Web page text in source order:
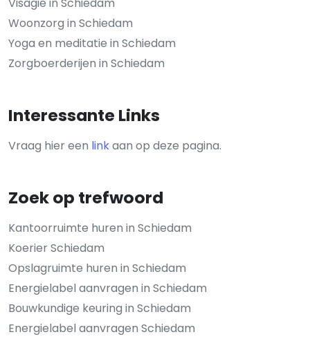
Woonzorg in Schiedam
Yoga en meditatie in Schiedam
Zorgboerderijen in Schiedam
Interessante Links
Vraag hier een linkaan op deze pagina.
Zoek op trefwoord
Kantoorruimte huren in Schiedam
Koerier Schiedam
Opslagruimte huren in Schiedam
Energielabel aanvragen in Schiedam
Bouwkundige keuring in Schiedam
Energielabel aanvragen Schiedam